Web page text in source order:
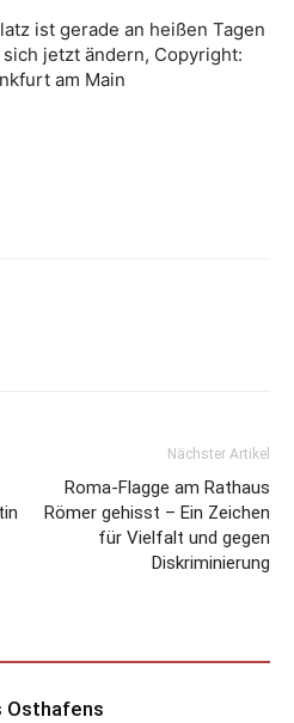
ist gerade an heißen Tagen
jetzt ändern, Copyright:
am Main
Nächster Artikel
Roma-Flagge am Rathaus
Römer gehisst – Ein Zeichen
für Vielfalt und gegen
Diskriminierung
Osthafens